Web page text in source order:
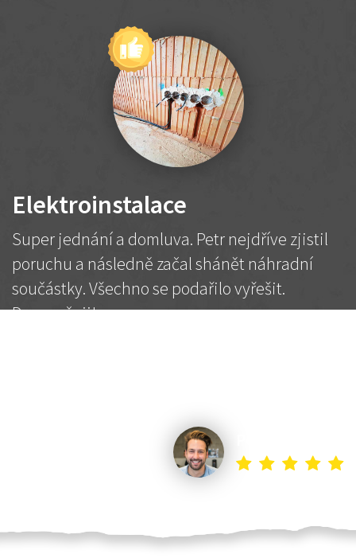
Elektroinstalace
Super jednání a domluva. Petr nejdříve zjistil
poruchu a následně začal shánět náhradní
součástky. Všechno se podařilo vyřešit.
Doporučuji!